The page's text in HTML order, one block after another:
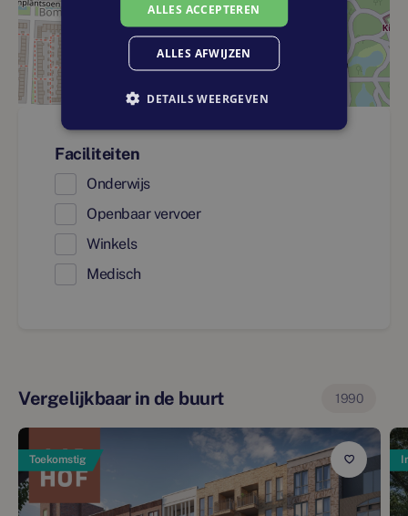
Faciliteiten
Onderwijs
Openbaar vervoer
Winkels
Medisch
Vergelijkbaar in de buurt 1990
Toekomstig
ALLES ACCEPTEREN
ALLES AFWIJZEN
DETAILS WEERGEVEN